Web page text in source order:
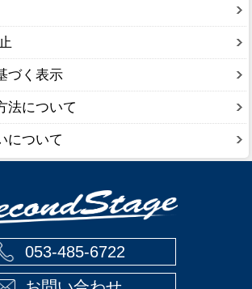
づく表示
法について
について
053-485-6722